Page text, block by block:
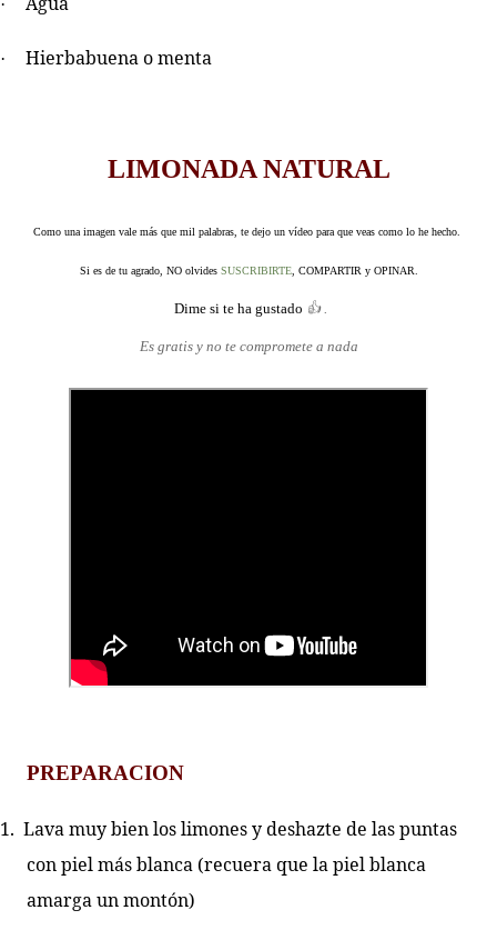
· Hierbabuena o menta
LIMONADA NATURAL
Como una imagen vale más que mil palabras, te dejo un vídeo para que veas como lo he hecho.
Si es de tu agrado, NOolvides SUSCRIBIRTE, COMPARTIR y OPINAR.
Dime si te ha gustado 👍 .
Es gratis y no te compromete a nada
PREPARACION
1. Lava muy bien los limones y deshazte de las puntas
con piel más blanca (recuera que la piel blanca
amarga un montón)